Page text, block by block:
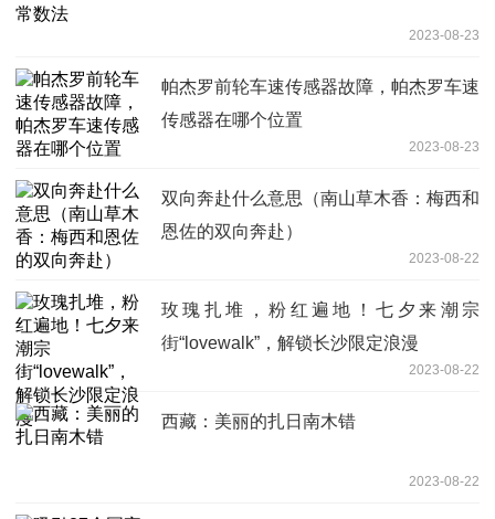
2023-08-23
帕杰罗前轮车速传感器故障，帕杰罗车速
传感器在哪个位置
2023-08-23
双向奔赴什么意思（南山草木香：梅西和
恩佐的双向奔赴）
2023-08-22
玫瑰扎堆，粉红遍地！七夕来潮宗
街“lovewalk”，解锁长沙限定浪漫
2023-08-22
西藏：美丽的扎日南木错
2023-08-22